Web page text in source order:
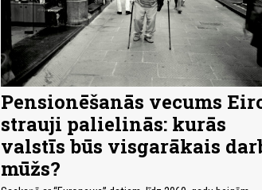
Pensionēšanās vecums
strauji palielinās: kurās
valstīs būs visgarākais
mūžs?